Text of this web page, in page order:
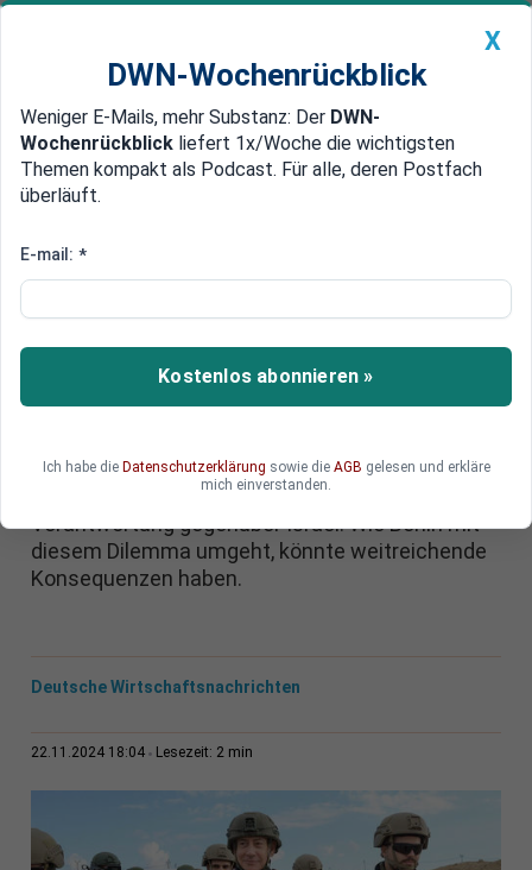
Newsticker MEIN DWN: Geldanlage Premium
Edelmetalle DWN-Magazin China
Netanjahu Haftbefehl:
Zwickmühle
Der Haftbefehl gegen Benjamin Netanjahu
erschüttert die internationale Bühne.
Spagat: zwischen der Unterstützung des
Völkerrechts und der historischen
Verantwortung gegenüber Israel. Wie Berlin mit
diesem Dilemma umgeht, könnte weitreichende
Konsequenzen haben.
Deutsche Wirtschaftsnachrichten
22.11.2024 18:04 Lesezeit: 2 min
X
DWN-Wochenrückblick
Weniger E-Mails, mehr Substanz: Der DWN-
Wochenrückblick liefert 1x/Woche die wichtigsten
Themen kompakt als Podcast. Für alle, deren Postfach
überläuft.
E-mail: *
Kostenlos abonnieren »
Ich habe die Datenschutzerklärung sowie die AGB gelesen und erkläre
mich einverstanden.